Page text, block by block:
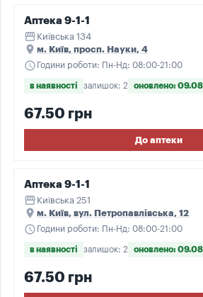
Аптека 9-1-1
storefront Київська 134
place м. Київ, просп. Науки, 4
schedule Години роботи: Пн-Нд: 08:00-21:00
в наявності залишок: 2 оновлено:
67.50 грн
До аптеки
Аптека 9-1-1
storefront Київська 251
place м. Київ, вул. Петропавлівська, 12
schedule Години роботи: Пн-Нд: 08:00-21:00
в наявності залишок: 2 оновлено:
67.50 грн